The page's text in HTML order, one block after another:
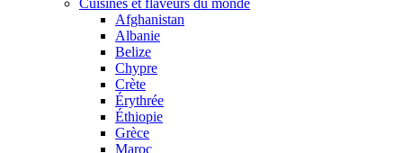
Cuisines et flaveurs du monde
Afghanistan
Albanie
Belize
Chypre
Crète
Érythrée
Éthiopie
Grèce
Maroc